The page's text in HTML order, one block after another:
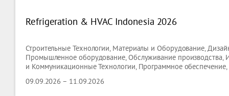
Refrigeration & HVAC Indonesia 2026
Строительные Технологии, Материалы и Оборудование,
Промышленное оборудование, Обслуживание
и Коммуникационные Технологии, Программное обеспечение,
09.09.2026 – 11.09.2026